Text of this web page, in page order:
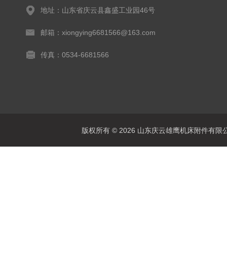
地址：山东省庆云县鑫盛工业园46号
邮箱：xiongying6681566@163.com
传真：0534-6681566
版权所有 © 2026 山东庆云雄鹰机床附件有